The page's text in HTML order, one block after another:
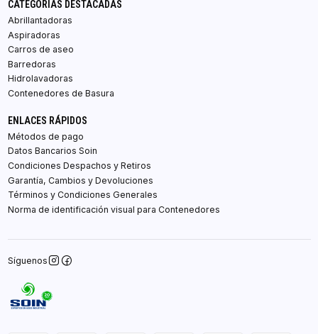
CATEGORÍAS DESTACADAS
Abrillantadoras
Aspiradoras
Carros de aseo
Barredoras
Hidrolavadoras
Contenedores de Basura
ENLACES RÁPIDOS
Métodos de pago
Datos Bancarios Soin
Condiciones Despachos y Retiros
Garantía, Cambios y Devoluciones
Términos y Condiciones Generales
Norma de identificación visual para Contenedores
Síguenos